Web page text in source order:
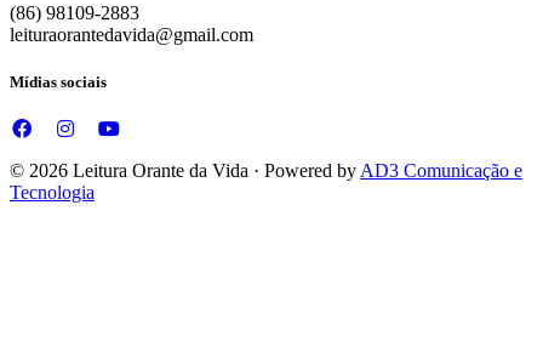
(86) 98109-2883
leituraorantedavida@gmail.com
Mídias sociais
© 2026 Leitura Orante da Vida · Powered by AD3 Comunicação e
Tecnologia